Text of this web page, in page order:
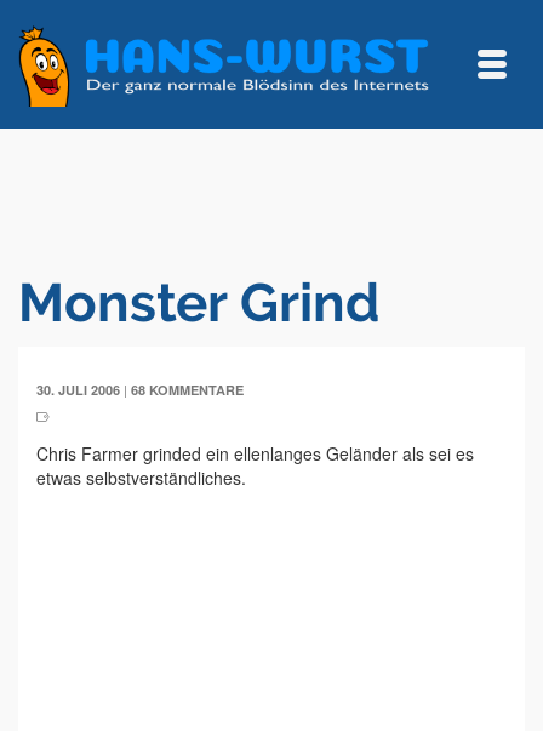
Monster Grind
30. JULI 2006 | 68 KOMMENTARE
Chris Farmer grinded ein ellenlanges Geländer als sei es
etwas selbstverständliches.